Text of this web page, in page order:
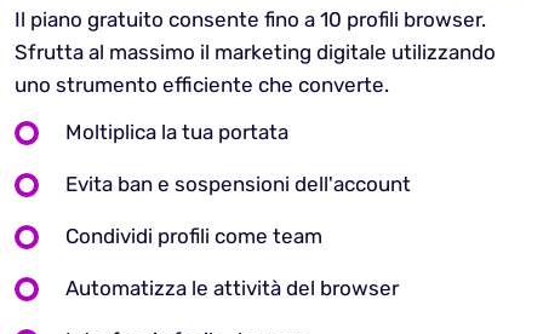
Il piano gratuito consente fino a 10 profili browser.
Sfrutta al massimo il marketing digitale utilizzando
uno strumento efficiente che converte.
Moltiplica la tua portata
Evita ban e sospensioni dell'account
Condividi profili come team
Automatizza le attività del browser